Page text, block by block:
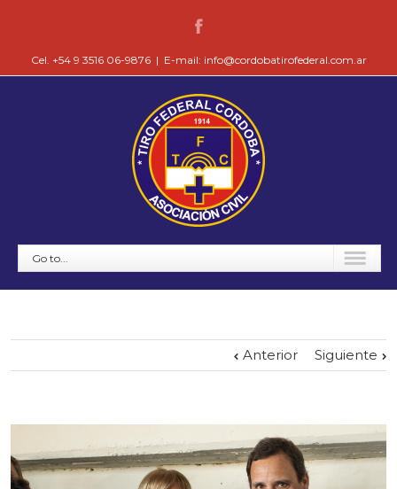
Cel. +54 9 3516 06-9876 | E-mail: info@cordobatirofederal.com.ar
Go to...
Anterior Siguiente